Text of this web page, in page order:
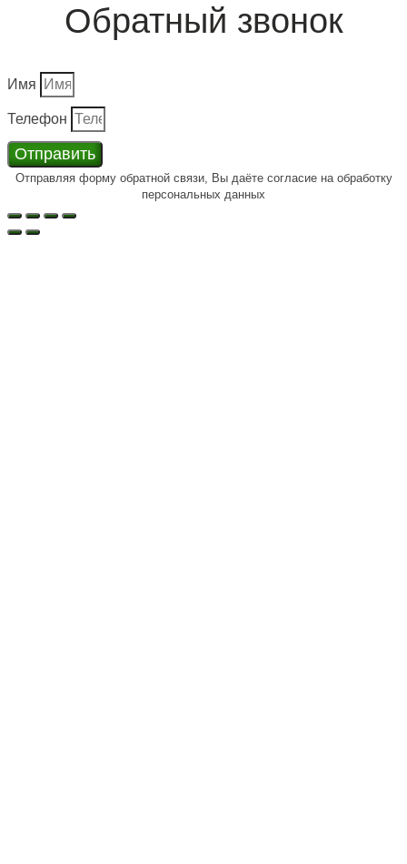
Обратный звонок
Имя
Телефон
Отправить
Отправляя форму обратной связи, Вы даёте согласие на обработку
персональных данных